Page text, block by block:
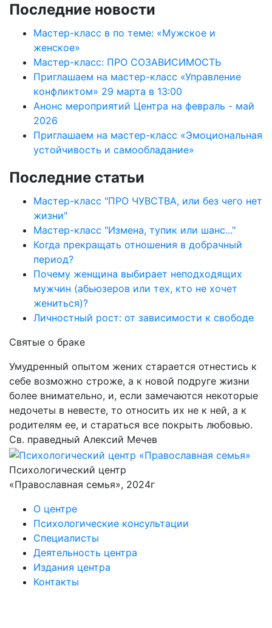
Последние новости
Мастер-класс в по теме: «Мужское и
женское»
Мастер-класс: ПРО СОЗАВИСИМОСТЬ
Приглашаем на мастер-класс «Управление
конфликтом» 29 марта в 13:00
Анонс мероприятий Центра на февраль - май
2026
Приглашаем на мастер-класс «Эмоциональная
устойчивость и самообладание»
Последние статьи
Мастер-класс "ПРО ЧУВСТВА, или без чего нет
жизни"
Мастер-класс "Измена, тупик или шанс..."
Когда прекращать отношения в добрачный
период?
Почему женщина выбирает неподходящих
мужчин (абьюзеров или тех, кто не хочет
жениться)?
Личностный рост: от зависимости к свободе
Святые о браке
Умудренный опытом жених старается отнестись к
себе возможно строже, а к новой подруге жизни
более внимательно, и, если замечаются некоторые
недочеты в невесте, то относить их не к ней, а к
родителям ее, и стараться все покрыть любовью.
Св. праведный Алексий Мечев
Психологический центр
«Православная семья», 2024г
О центре
Психологические консультации
Специалисты
Деятельность центра
Издания центра
Контакты